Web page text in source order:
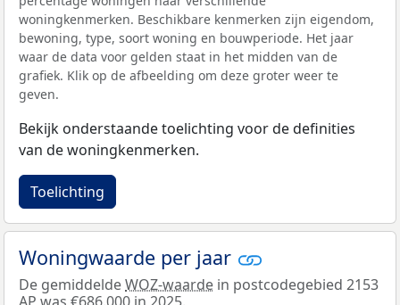
woningkenmerken. Beschikbare kenmerken zijn eigendom,
bewoning, type, soort woning en bouwperiode. Het jaar
waar de data voor gelden staat in het midden van de
grafiek. Klik op de afbeelding om deze groter weer te
geven.
Bekijk onderstaande toelichting voor de definities
van de woningkenmerken.
Toelichting
Woningwaarde per jaar
De gemiddeldeWOZ-waarde in postcodegebied 2153